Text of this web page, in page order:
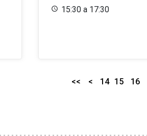
15:30 a 17:30
<< < 14 15 16